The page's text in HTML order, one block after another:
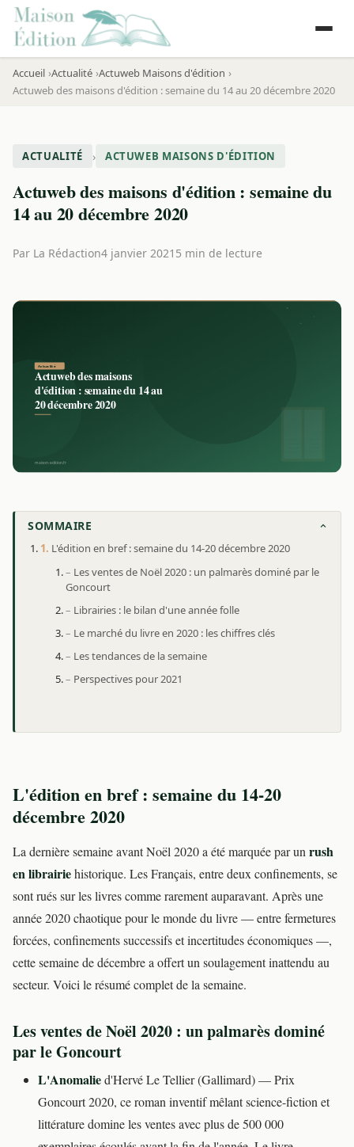
Accueil Actualité Actuweb Maisons d'édition
Actuweb des maisons d'édition : semaine du 14 au 20 décembre 2020
ACTUALITÉ › ACTUWEB MAISONS D'ÉDITION
Actuweb des maisons d'édition : semaine du
14 au 20 décembre 2020
Par La Rédaction4 janvier 2021 5 min de lecture
SOMMAIRE
L'édition en bref : semaine du 14-20 décembre 2020
Les ventes de Noël 2020 : un palmarès dominé par le
Goncourt
Librairies : le bilan d'une année folle
Le marché du livre en 2020 : les chiffres clés
Les tendances de la semaine
Perspectives pour 2021
L'édition en bref : semaine du 14-20
décembre 2020
La dernière semaine avant Noël 2020 a été marquée par unrush
en librairiehistorique. Les Français, entre deux confinements, se
sont rués sur les livres comme rarement auparavant. Après une
année 2020 chaotique pour le monde du livre — entre fermetures
forcées, confinements successifs et incertitudes économiques —,
cette semaine de décembre a offert un soulagement inattendu au
secteur. Voici le résumé complet de la semaine.
Les ventes de Noël 2020 : un palmarès dominé
par le Goncourt
L'Anomalied'Hervé Le Tellier (Gallimard) — Prix
Goncourt 2020, ce roman inventif mêlant science-fiction et
littérature domine les ventes avec plus de 500 000